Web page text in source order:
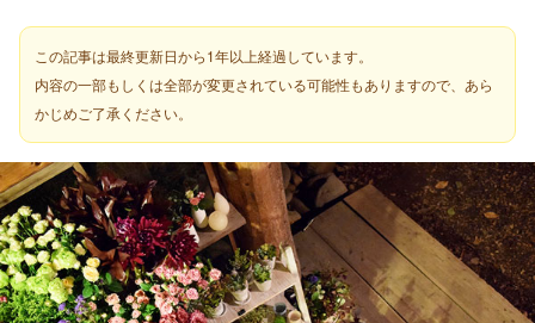
この記事は最終更新日から1年以上経過しています。
内容の一部もしくは全部が変更されている可能性もありますので、あら
かじめご了承ください。